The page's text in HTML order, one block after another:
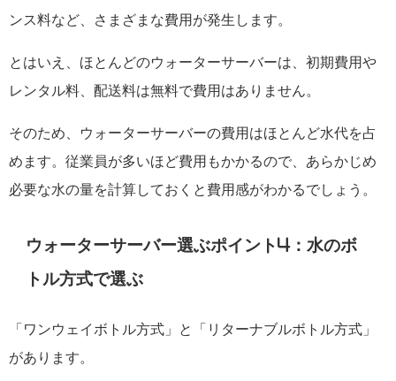
ンス料など、さまざまな費用が発生します。
とはいえ、ほとんどのウォーターサーバーは、初期費用や
レンタル料、配送料は無料で費用はありません。
そのため、ウォーターサーバーの費用はほとんど水代を占
めます。従業員が多いほど費用もかかるので、あらかじめ
必要な水の量を計算しておくと費用感がわかるでしょう。
ウォーターサーバー選ぶポイント4：水のボ
トル方式で選ぶ
「ワンウェイボトル方式」と「リターナブルボトル方式」
があります。